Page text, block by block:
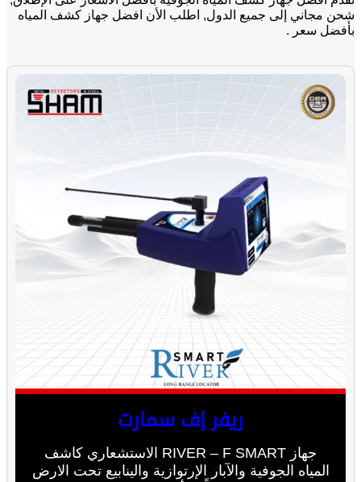
شحن مجاني إلى جميع الدول, اطلب الأن افضل جهاز كشف المياه
بأفضل سعر .
ريفر إف سمارت
جهاز RIVER – F SMART الاستشعاري كاشف
المياه الجوفية والآبار الإرتوازية والينابيع تحت الارض